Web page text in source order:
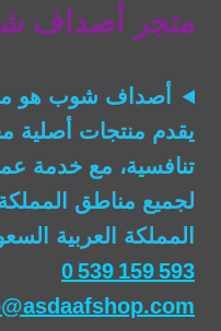
متجر أصداف
أصداف شوب هو
يقدم منتجات أصلية
تنافسية، مع خدمة
لجميع مناطق
المملكة العربية
0 539 159 593